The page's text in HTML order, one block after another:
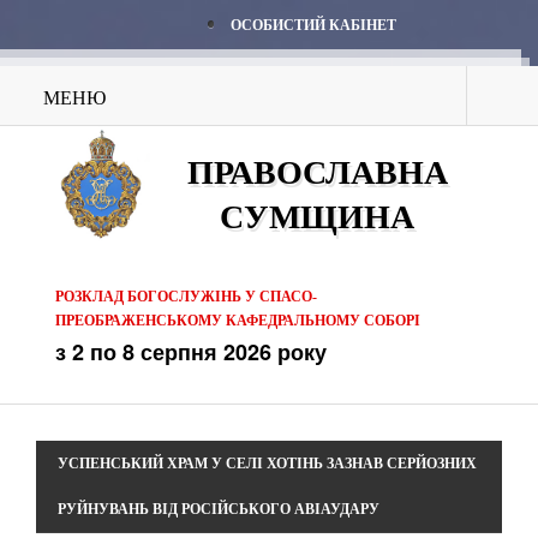
ОСОБИСТИЙ КАБІНЕТ
МЕНЮ
ПРАВОСЛАВНА
СУМЩИНА
РОЗКЛАД БОГОСЛУЖІНЬ У СПАСО-
ПРЕОБРАЖЕНСЬКОМУ КАФЕДРАЛЬНОМУ СОБОРІ
з 2 по 8 серпня 2026 року
УСПЕНСЬКИЙ ХРАМ У СЕЛІ ХОТІНЬ ЗАЗНАВ СЕРЙОЗНИХ
РУЙНУВАНЬ ВІД РОСІЙСЬКОГО АВІАУДАРУ